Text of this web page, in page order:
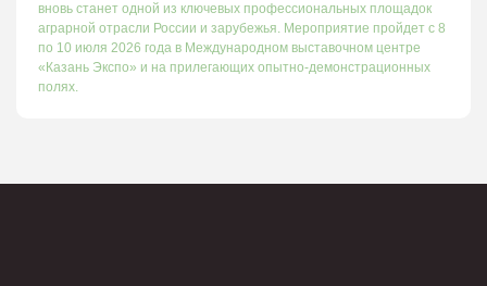
вновь станет одной из ключевых профессиональных площадок
аграрной отрасли России и зарубежья. Мероприятие пройдет с 8
по 10 июля 2026 года в Международном выставочном центре
«Казань Экспо» и на прилегающих опытно-демонстрационных
полях.